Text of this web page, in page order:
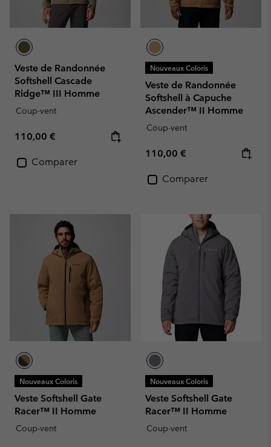
Veste de Randonnée
Softshell Cascade
Ridge™ III Homme
Coup-vent
Regular price:
110,00 €
Comparer
Nouveaux Coloris
Veste de Randonnée
Softshell à Capuche
Ascender™ II Homme
Coup-vent
Regular price:
110,00 €
Comparer
Nouveaux Coloris
Veste Softshell Gate
Racer™ II Homme
Coup-vent
Nouveaux Coloris
Veste Softshell Gate
Racer™ II Homme
Coup-vent